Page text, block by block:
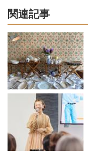
関連記事